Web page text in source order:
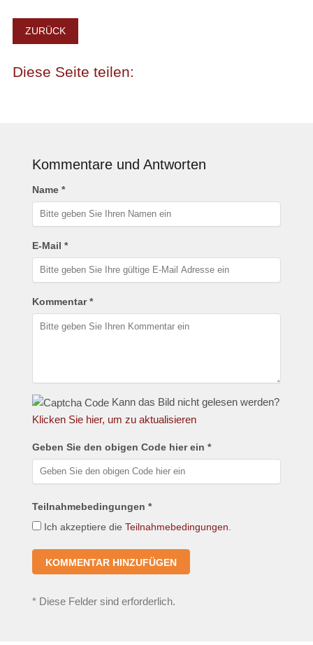
ZURÜCK
Kommentare und Antworten
Name *
E-Mail *
Kommentar *
Kann das Bild nicht gelesen werden?
Klicken Sie hier, um zu aktualisieren
Geben Sie den obigen Code hier ein *
Teilnahmebedingungen *
Ich akzeptiere die Teilnahmebedingungen
*Diese Felder sind erforderlich.